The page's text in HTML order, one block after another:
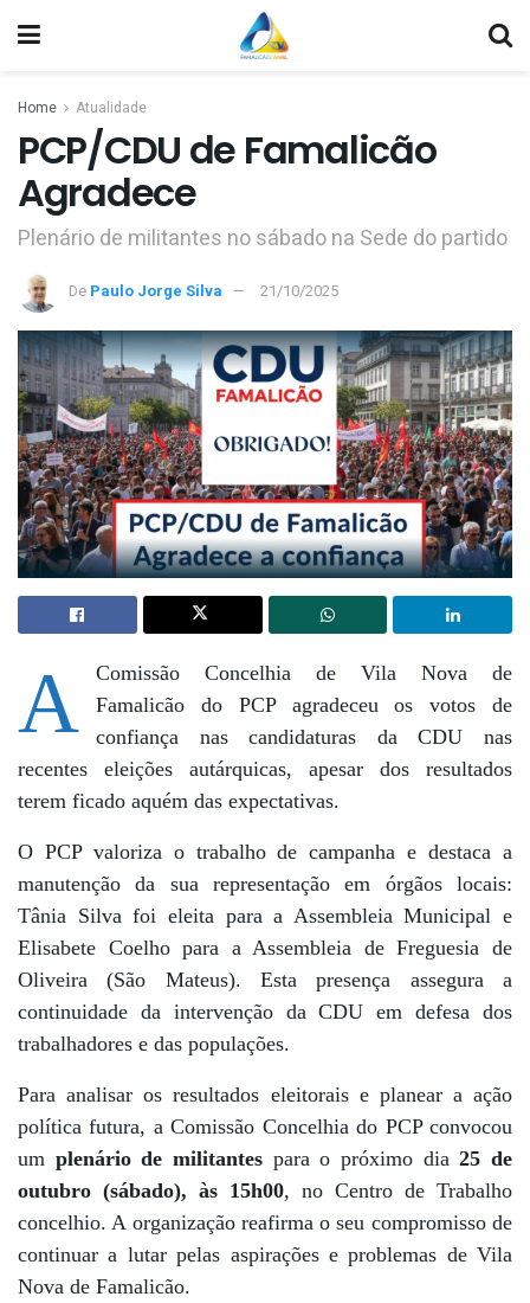
Home Atualidade
PCP/CDU de Famalicão
Agradece
Plenário de militantes no sábado na Sede do partido
De Paulo Jorge Silva 21/10/2025
A
Comissão Concelhia de Vila Nova de
Famalicão do PCP agradeceu os votos de
confiança nas candidaturas da CDU nas
recentes eleições autárquicas, apesar dos resultados
terem ficado aquém das expectativas.
O PCP valoriza o trabalho de campanha e destaca a
manutenção da sua representação em órgãos locais:
Tânia Silva foi eleita para a Assembleia Municipal e
Elisabete Coelho para a Assembleia de Freguesia de
Oliveira (São Mateus). Esta presença assegura a
continuidade da intervenção da CDU em defesa dos
trabalhadores e das populações.
Para analisar os resultados eleitorais e planear a ação
política futura, a Comissão Concelhia do PCP convocou
um plenário de militantes para o próximo dia25 de
outubro (sábado), às 15h00, no Centro de Trabalho
concelhio. A organização reafirma o seu compromisso de
continuar a lutar pelas aspirações e problemas de Vila
Nova de Famalicão.